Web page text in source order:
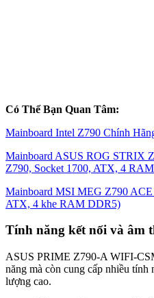
Có Thể Bạn Quan Tâm:
Mainboard Intel Z790 Chính
Mainboard ASUS ROG STRIX
Z790, Socket 1700, ATX, 4
Mainboard MSI MEG Z790
ATX, 4 khe RAM DDR5)
Tính năng kết nối và âm
ASUS PRIME Z790-A WIFI-
năng mà còn cung cấp nhiều tính
lượng cao.